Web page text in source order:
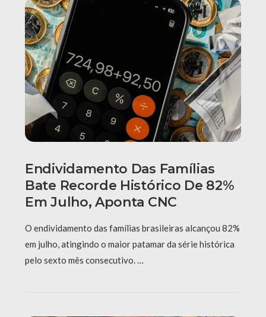
Endividamento Das Famílias
Bate Recorde Histórico De 82%
Em Julho, Aponta CNC
O endividamento das famílias brasileiras alcançou 82%
em julho, atingindo o maior patamar da série histórica
pelo sexto mês consecutivo. …